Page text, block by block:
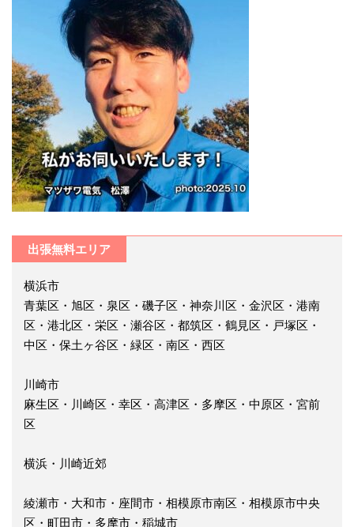
出張無料エリア
横浜市
青葉区・旭区・泉区・磯子区・神奈川区・金沢区・港南
区・港北区・栄区・瀬谷区・都筑区・鶴見区・戸塚区・
中区・保土ヶ谷区・緑区・南区・西区
川崎市
麻生区・川崎区・幸区・高津区・多摩区・中原区・宮前
区
横浜・川崎近郊
綾瀬市・大和市・座間市・相模原市南区・相模原市中央
区・町田市・多摩市・稲城市